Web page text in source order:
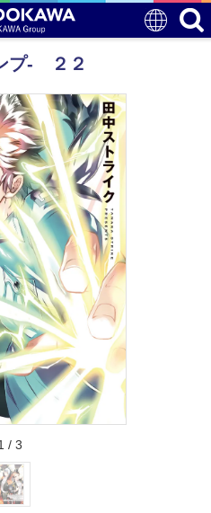
プ- ２２
/ 3